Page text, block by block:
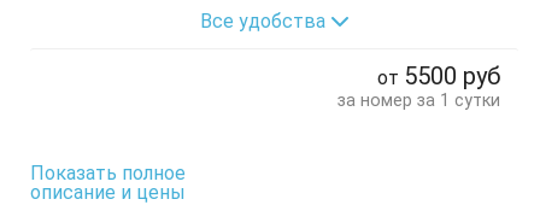
Кровать двуспальная
Кухонный стол
Все удобства
от 5500 руб
за номер за 1 сутки
Показать полное
описание и цены